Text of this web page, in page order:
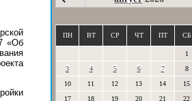
«Об
ПН ВТ СР ЧТ ПТ СБ
1
3
4 5 6 7 8
10
11 12 13 14 15
17
18 19 20 21 22